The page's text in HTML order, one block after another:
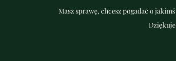
Masz sprawę, chcesz pogadać o